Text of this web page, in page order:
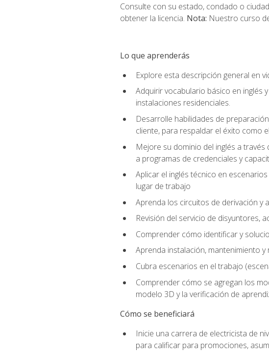
Consulte con su estado, condado o
obtener la licencia. Nota: Nuestro curso
Lo que aprenderás
Explore esta descripción general en
Adquirir vocabulario básico en inglés
instalaciones residenciales.
Desarrolle habilidades de
cliente, para respaldar el éxito como
Mejore su dominio del inglés a
a programas de credenciales y
Aplicar el inglés técnico en
lugar de trabajo
Aprenda los circuitos de derivación y
Revisión del servicio de disyuntores,
Comprender cómo identificar y
Aprenda instalación, mantenimiento
Cubra escenarios en el trabajo
Comprender cómo se agregan los
modelo 3D y la verificación de
Cómo se beneficiará
Inicie una carrera de electricista de
para calificar para promociones,